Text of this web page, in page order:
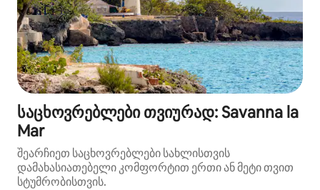
საცხოვრებლები თვიურად: Savanna la
Mar
შეარჩიეთ საცხოვრებლები სახლისთვის
დამახასიათებელი კომფორტით ერთი ან მეტი თვით
სტუმრობისთვის.